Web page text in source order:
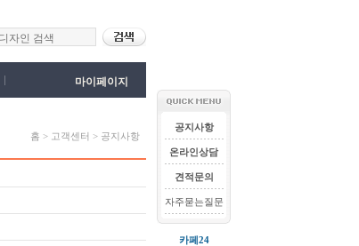
마이페이지
홈 > 고객센터 > 공지사항
공지사항
온라인상담
견적문의
자주묻는질문
카페24